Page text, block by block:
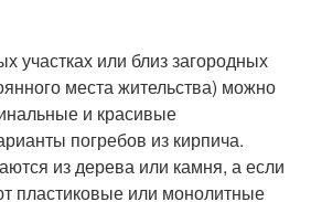
участках или близ загородных
места жительства) можно
и красивые
погребов из кирпича.
из дерева или камня, а если
пластиковые или монолитные